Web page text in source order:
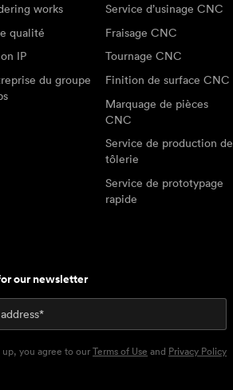
works
qualité
IP
du groupe
Service d’usinage CNC
Fraisage CNC
Tournage CNC
Finition de surface CNC
Marquage de pièces
CNC
Service de production de
tôlerie
Service de prototypage
rapide
our newsletter
up, you agree to ourTerms of Use and Privacy Policy